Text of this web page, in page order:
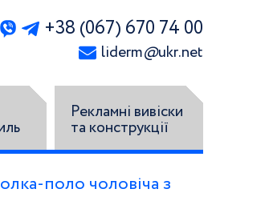
+38 (067) 670 74 00
liderm@ukr.net
Рекламні вивіски
та конструкції
поло чоловіча з